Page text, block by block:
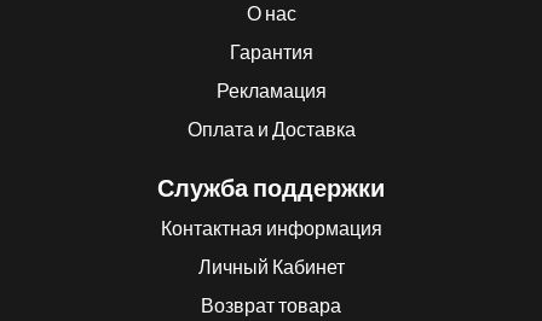
О нас
Гарантия
Рекламация
Оплата и Доставка
Служба поддержки
Контактная информация
Личный Кабинет
Возврат товара